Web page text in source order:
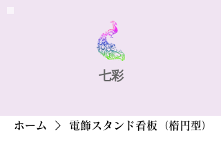
​七彩
ホーム 電飾スタンド看板（楕円型）